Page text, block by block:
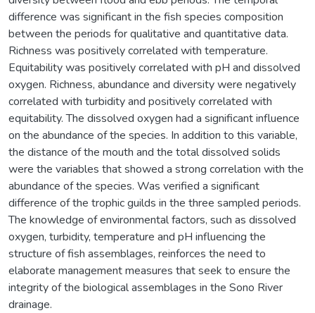
difference was significant in the fish species composition
between the periods for qualitative and quantitative data.
Richness was positively correlated with temperature.
Equitability was positively correlated with pH and dissolved
oxygen. Richness, abundance and diversity were negatively
correlated with turbidity and positively correlated with
equitability. The dissolved oxygen had a significant influence
on the abundance of the species. In addition to this variable,
the distance of the mouth and the total dissolved solids
were the variables that showed a strong correlation with the
abundance of the species. Was verified a significant
difference of the trophic guilds in the three sampled periods.
The knowledge of environmental factors, such as dissolved
oxygen, turbidity, temperature and pH influencing the
structure of fish assemblages, reinforces the need to
elaborate management measures that seek to ensure the
integrity of the biological assemblages in the Sono River
drainage.